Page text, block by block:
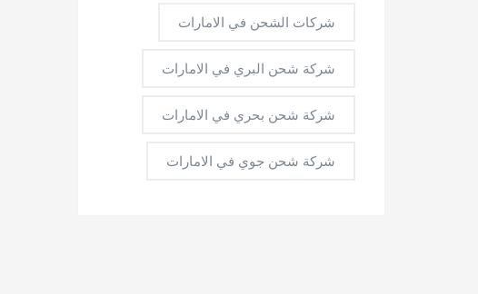
شركات الشحن في الامارات
شركة شحن البري في الامارات
شركة شحن بحري في الامارات
شركة شحن جوي في الامارات